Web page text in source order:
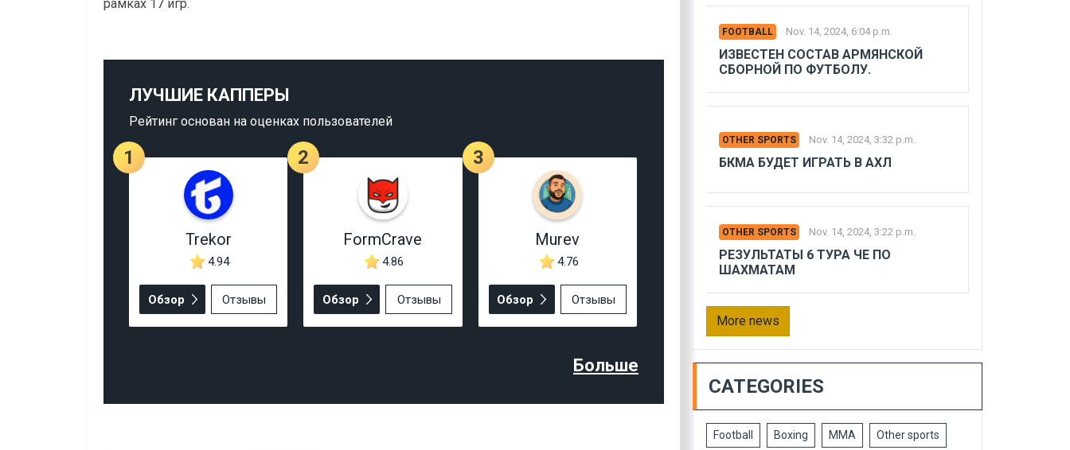
рамках 17 игр.
ЛУЧШИЕ КАППЕРЫ
Рейтинг основан на оценках пользователей
1
Trekor
4.94
Обзор Отзывы
2
FormCrave
4.86
Обзор Отзывы
3
Murev
4.76
Обзор Отзывы
Больше
FOOTBALL Nov. 14, 2024, 6:04 p.m.
ИЗВЕСТЕН СОСТАВ АРМЯНСКОЙ
СБОРНОЙ ПО ФУТБОЛУ.
OTHER SPORTS Nov. 14, 2024, 3:32 p.m.
БКМА БУДЕТ ИГРАТЬ В АХЛ
OTHER SPORTS Nov. 14, 2024, 3:22 p.m.
РЕЗУЛЬТАТЫ 6 ТУРА ЧЕ ПО
ШАХМАТАМ
More news
CATEGORIES
Football Boxing MMA Other sports